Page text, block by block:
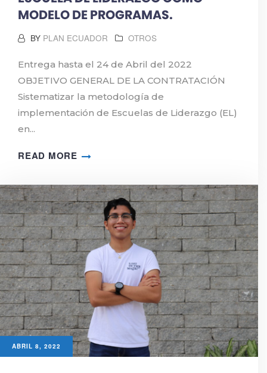
MODELO DE PROGRAMAS.
BY PLAN ECUADOR OTROS
Entrega hasta el 24 de Abril del 2022
OBJETIVO GENERAL DE LA CONTRATACIÓN
Sistematizar la metodología de
implementación de Escuelas de Liderazgo (EL)
en...
READ MORE
ABRIL 8, 2022